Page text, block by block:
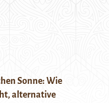
Sonne: Wie
alternative